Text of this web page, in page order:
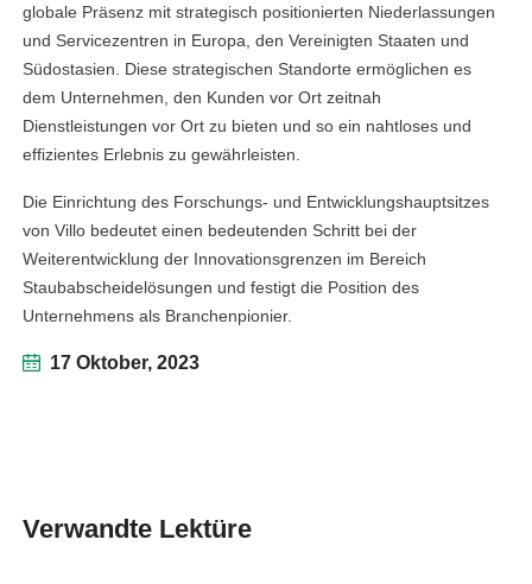
17 Oktober, 2023
globale Präsenz mit strategisch positionierten Niederlassungen
und Servicezentren in Europa, den Vereinigten Staaten und
Südostasien. Diese strategischen Standorte ermöglichen es
dem Unternehmen, den Kunden vor Ort zeitnah
Dienstleistungen vor Ort zu bieten und so ein nahtloses und
effizientes Erlebnis zu gewährleisten.
Die Einrichtung des Forschungs- und Entwicklungshauptsitzes
von Villo bedeutet einen bedeutenden Schritt bei der
Weiterentwicklung der Innovationsgrenzen im Bereich
Staubabscheidelösungen und festigt die Position des
Unternehmens als Branchenpionier.
Verwandte Lektüre